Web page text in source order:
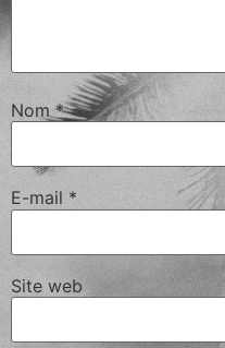
Nom*
E-mail *
Site web